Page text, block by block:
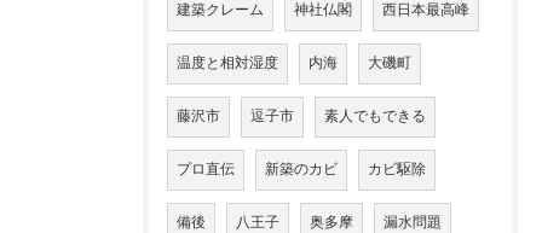
建築クレーム 神社仏閣 西日本最高峰
温度と相対湿度 内海 大磯町
藤沢市 逗子市 素人でもできる
プロ直伝 新築のカビ カビ駆除
備後 八王子 奥多摩 漏水問題